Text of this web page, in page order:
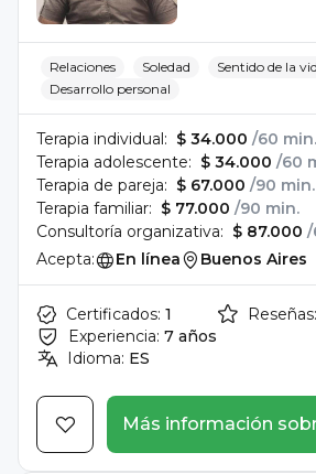
Relaciones Soledad
Sentido de la
Desarrollo personal
Terapia individual: $ 34.000 /60 min.
Terapia adolescente: $ 34.000 /60
Terapia de pareja: $ 67.000 /90 min.
Terapia familiar: $ 77.000 /90 min.
Consultoría organizativa: $ 87.000 /
Acepta:
En línea Buenos Aires
Certificados: 1
Experiencia: 7 años
Idioma: ES
Reseñas:
Más información